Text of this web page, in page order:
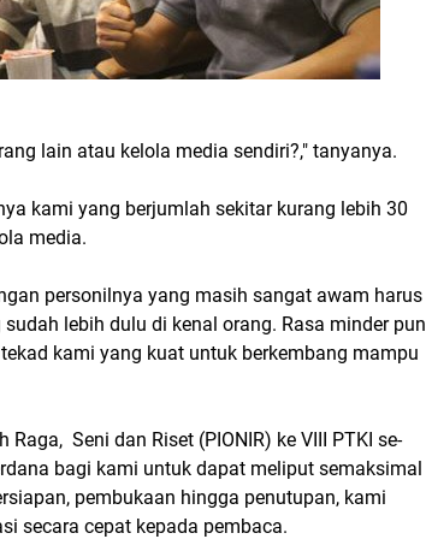
lain atau kelola media sendiri?," tanyanya.
kami yang berjumlah sekitar kurang lebih 30
media.
personilnya yang masih sangat awam harus
lebih dulu di kenal orang. Rasa minder pun
kami yang kuat untuk berkembang mampu
Raga, Seni dan Riset (PIONIR) ke VIII PTKI se-
bagi kami untuk dapat meliput semaksimal
pembukaan hingga penutupan, kami
secara cepat kepada pembaca.